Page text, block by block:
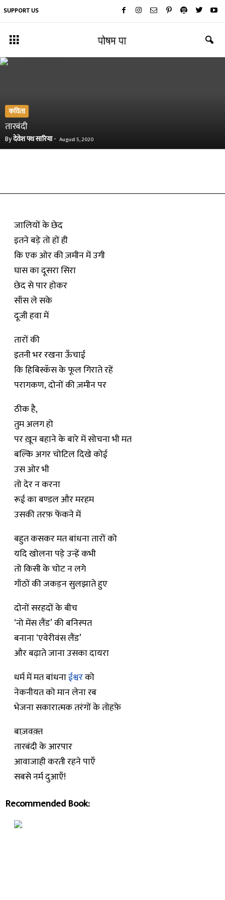
SUPPORT US
कविता
तारबंदी
Byदेवेश पथ सारिया- August 5, 2020
जालियों के छेद
इतने बड़े तो हों ही
कि एक ओर की ज़मीन में उगी
घास का दूसरा सिरा
छेद से पार होकर
साँस ले सके
दूजी हवा में
तारों की
इतनी भर रखना ऊँचाई
कि हिबिस्कॅस के फूल गिराते रहें
परागकण, दोनों की ज़मीन पर
ठीक है,
तुम अलग हो
पर ख़ून बहाने के बारे में सोचना भी मत
बल्कि अगर चोटिल दिखे कोई
उस ओर भी
तो देर न करना
रूई का बण्डल और मरहम
उसकी तरफ़ फेंकने में
बहुत कसकर मत बांधना तारों को
यदि खोलना पड़े उन्हें कभी
तो किसी के चोट न लगे
गाँठों की जकड़न सुलझाते हुए
दोनों सरहदों के बीच
‘नो मेंस लैंड’ की बनिस्पत
बनाना ‘एवेरीवंस लैंड’
और बढ़ाते जाना उसका दायरा
धर्म में मत बांधनाईश्वरको
नेकनीयत को मान लेना रब
भेजना सकारात्मक तरंगों के तोहफ़े
बाज़वक़्त
तारबंदी के आरपार
आवाजाही करती रहने पाएँ
सबसे नर्म दुआएँ!
Recommended Book: